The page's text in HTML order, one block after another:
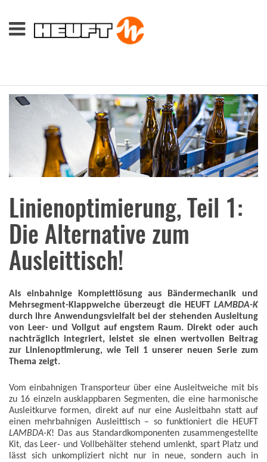
Linienoptimierung, Teil 1:
Die Alternative zum
Ausleittisch!
Als einbahnige Komplettlösung aus Bändermechanik und
Mehrsegment-Klappweiche überzeugt die HEUFT LAMBDA-K
durch ihre Anwendungsvielfalt bei der stehenden Ausleitung
von Leer- und Vollgut auf engstem Raum. Direkt oder auch
nachträglich integriert, leistet sie einen wertvollen Beitrag
zur Linienoptimierung, wie Teil 1 unserer neuen Serie zum
Thema zeigt.
Vom einbahnigen Transporteur über eine Ausleitweiche mit bis
zu 16 einzeln ausklappbaren Segmenten, die eine harmonische
Ausleitkurve formen, direkt auf nur eine Ausleitbahn statt auf
einen mehrbahnigen Ausleittisch – so funktioniert die HEUFT
LAMBDA-K! Das aus Standardkomponenten zusammengestellte
Kit, das Leer- und Vollbehälter stehend umlenkt, spart Platz und
lässt sich unkompliziert nicht nur in neue, sondern auch in